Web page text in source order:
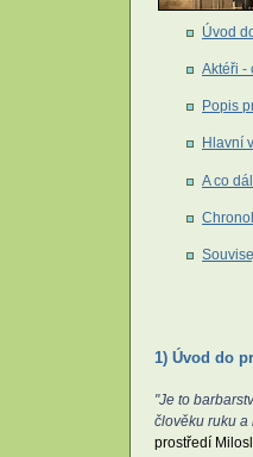
Úvod
Aktéři -
Popis
Hlavní
A co
1) Úvod do
"Je to
člověku ruku a
prostředí